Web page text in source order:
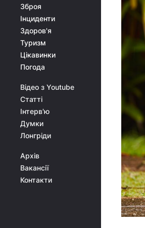
Зброя
Інциденти
Здоров'я
Туризм
Цікавинки
Погода
Відео з Youtube
Статті
Інтерв'ю
Думки
Лонгріди
Архів
Вакансії
Контакти